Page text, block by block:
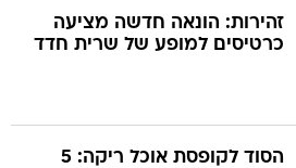
זהירות: הונאה חדשה מציעה
כרטיסים למופע של שרית חדד
הסוד לקופסת אוכל ריקה: 5